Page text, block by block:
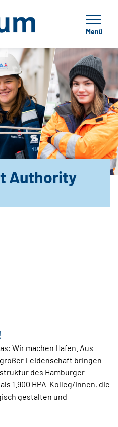
Menü
Authority
Wir machen Hafen. Aus
Leidenschaft bringen
des Hamburger
1.900 HPA-Kolleg/innen, die
gestalten und